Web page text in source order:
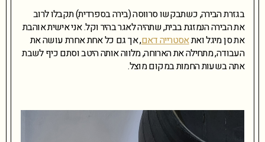
בגזרת הבירה, כשתבקשו סרווסה (בירה בספרדית) תקבלו לרוב
את הבירה הנמזגת בבית, שתהיה לאגר בהיר וקל. אני אישית אוהבת
את סן מיגל ואתאסטרייה דאם, אך גם כל אחת אחרת עושה את
העבודה, מתחילה את הארוחה, מלווה אותה היטב וסתם כיף לשבת
אתה בשעות החמות במקום מוצל.